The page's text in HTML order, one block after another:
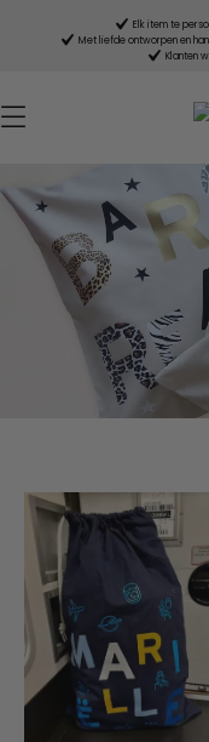
Elk item te
Met liefde ontworpen en
Klanten